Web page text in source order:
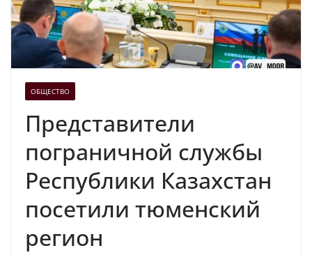
ОБЩЕСТВО
Представители
пограничной службы
Республики Казахстан
посетили тюменский
регион